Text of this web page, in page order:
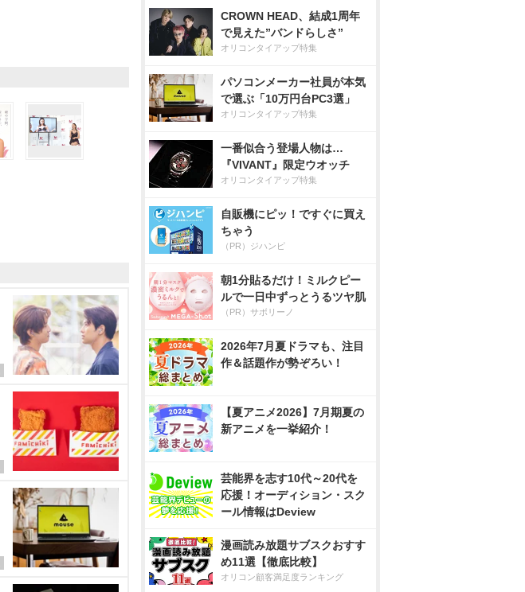
CROWN HEAD、結成1周年
で見えた”バンドらしさ”
オリコンタイアップ特集
パソコンメーカー社員が本気
で選ぶ「10万円台PC3選」
オリコンタイアップ特集
一番似合う登場人物は…
『VIVANT』限定ウオッチ
オリコンタイアップ特集
自販機にピッ！ですぐに買え
ちゃう
（PR）ジハンピ
朝1分貼るだけ！ミルクピー
ルで一日中ずっとうるツヤ肌
（PR）サボリーノ
2026年7月夏ドラマも、注目
作＆話題作が勢ぞろい！
【夏アニメ2026】7月期夏の
新アニメを一挙紹介！
芸能界を志す10代～20代を
応援！オーディション・スク
ール情報はDeview
漫画読み放題サブスクおすす
め11選【徹底比較】
オリコン顧客満足度ランキング